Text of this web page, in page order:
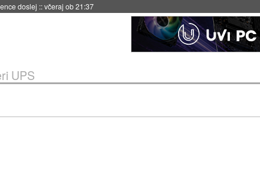
doslej ::včeraj ob 21:37
UPS